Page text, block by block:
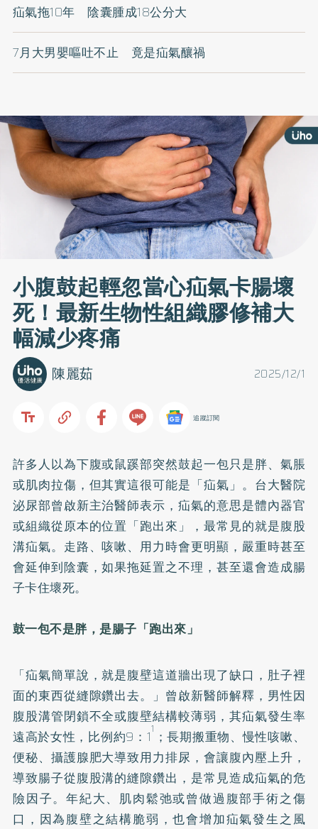
疝氣拖10年 陰囊腫成18公分大
7月大男嬰嘔吐不止 竟是疝氣釀禍
小腹鼓起輕忽當心疝氣卡腸壞
死！最新生物性組織膠修補大
幅減少疼痛
2025/12/1
陳麗茹
追蹤訂閱
許多人以為下腹或鼠蹊部突然鼓起一包只是胖、氣脹
或肌肉拉傷，但其實這很可能是「疝氣」。台大醫院
泌尿部曾啟新主治醫師表示，疝氣的意思是體內器官
或組織從原本的位置「跑出來」，最常見的就是腹股
溝疝氣。走路、咳嗽、用力時會更明顯，嚴重時甚至
會延伸到陰囊，如果拖延置之不理，甚至還會造成腸
子卡住壞死。
鼓一包不是胖，是腸子「跑出來」
「疝氣簡單說，就是腹壁這道牆出現了缺口，肚子裡
面的東西從縫隙鑽出去。」曾啟新醫師解釋，男性因
腹股溝管閉鎖不全或腹壁結構較薄弱，其疝氣發生率
遠高於女性，比例約9：11 ；長期搬重物、慢性咳嗽、
便秘、攝護腺肥大導致用力排尿，會讓腹內壓上升，
導致腸子從腹股溝的縫隙鑽出，是常見造成疝氣的危
險因子。年紀大、肌肉鬆弛或曾做過腹部手術之傷
口，因為腹壁之結構脆弱，也會增加疝氣發生之風